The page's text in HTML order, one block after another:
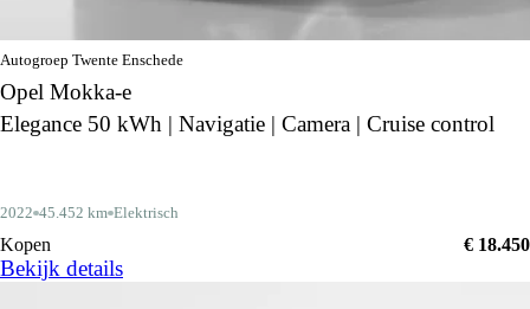
Autogroep Twente Enschede
Opel Mokka-e
Elegance 50 kWh | Navigatie | Camera | Cruise control
2022 45.452 km Elektrisch
Kopen € 18.450
Bekijk details